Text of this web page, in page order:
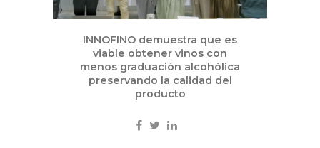
INNOFINO demuestra que es
viable obtener vinos con
menos graduación alcohólica
preservando la calidad del
producto